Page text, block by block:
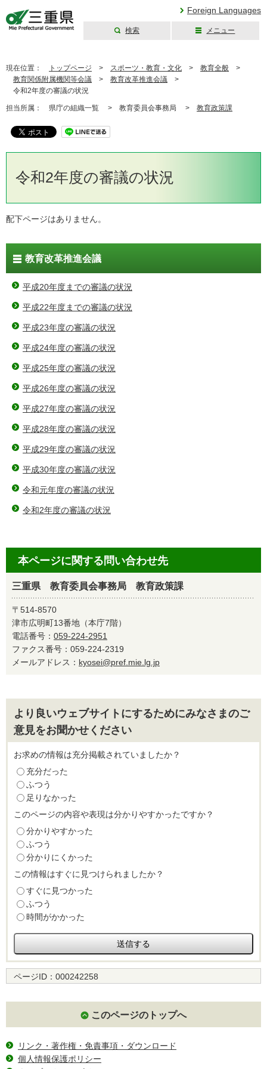
Foreign Languages
検索 メニュー
現在位置： トップページ > スポーツ・教育・文化 > 教育全般 >
教育関係附属機関等会議 > 教育改革推進会議 >
令和2年度の審議の状況
担当所属： 県庁の組織一覧 > 教育委員会事務局 > 教育政策課
令和2年度の審議の状況
配下ページはありません。
教育改革推進会議
平成20年度までの審議の状況
平成22年度までの審議の状況
平成23年度の審議の状況
平成24年度の審議の状況
平成25年度の審議の状況
平成26年度の審議の状況
平成27年度の審議の状況
平成28年度の審議の状況
平成29年度の審議の状況
平成30年度の審議の状況
令和元年度の審議の状況
令和2年度の審議の状況
本ページに関する問い合わせ先
三重県 教育委員会事務局 教育政策課
〒514-8570
津市広明町13番地（本庁7階）
電話番号： 059-224-2951
ファクス番号：059-224-2319
メールアドレス： kyosei@pref.mie.lg.jp
より良いウェブサイトにするためにみなさまのご
意見をお聞かせください
お求めの情報は充分掲載されていましたか？
充分だった
ふつう
足りなかった
このページの内容や表現は分かりやすかったですか？
分かりやすかった
ふつう
分かりにくかった
この情報はすぐに見つけられましたか？
すぐに見つかった
ふつう
時間がかかった
ページID： 000242258
このページのトップへ
リンク・著作権・免責事項・ダウンロード
個人情報保護ポリシー